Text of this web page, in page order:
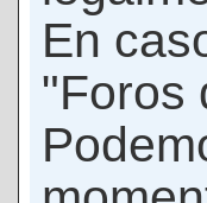
En
"Foros